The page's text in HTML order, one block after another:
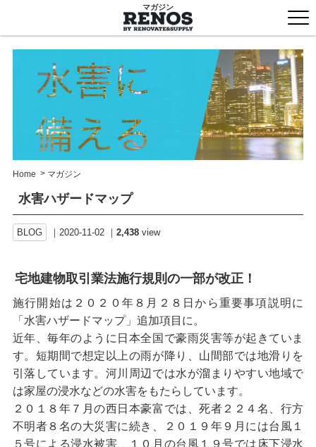
マガジン
Home > マガジン
水害ハザードマップ
BLOG 2020-11-02 2,438view
宅地建物取引業法施行規則の一部が改正！
施行開始は２０２０年８月２８日から重要事項説明に
「水害ハザードマップ」追加項目に。
近年、毎年のように日本全国で豪雨災害等が起きていま
す。短期間で想定以上の雨が降り、山間部では地滑りを
引落しています。河川周辺では水が溜まりやすい地域で
は家屋の浸水などの水害をもたらしています。
２０１８年７月の西日本豪富では、死者２２４名、行方
不明者８名の大災害に続き、２０１９年９月には台風１
５号による浸水被害、１０月の台風１９号では床下浸水